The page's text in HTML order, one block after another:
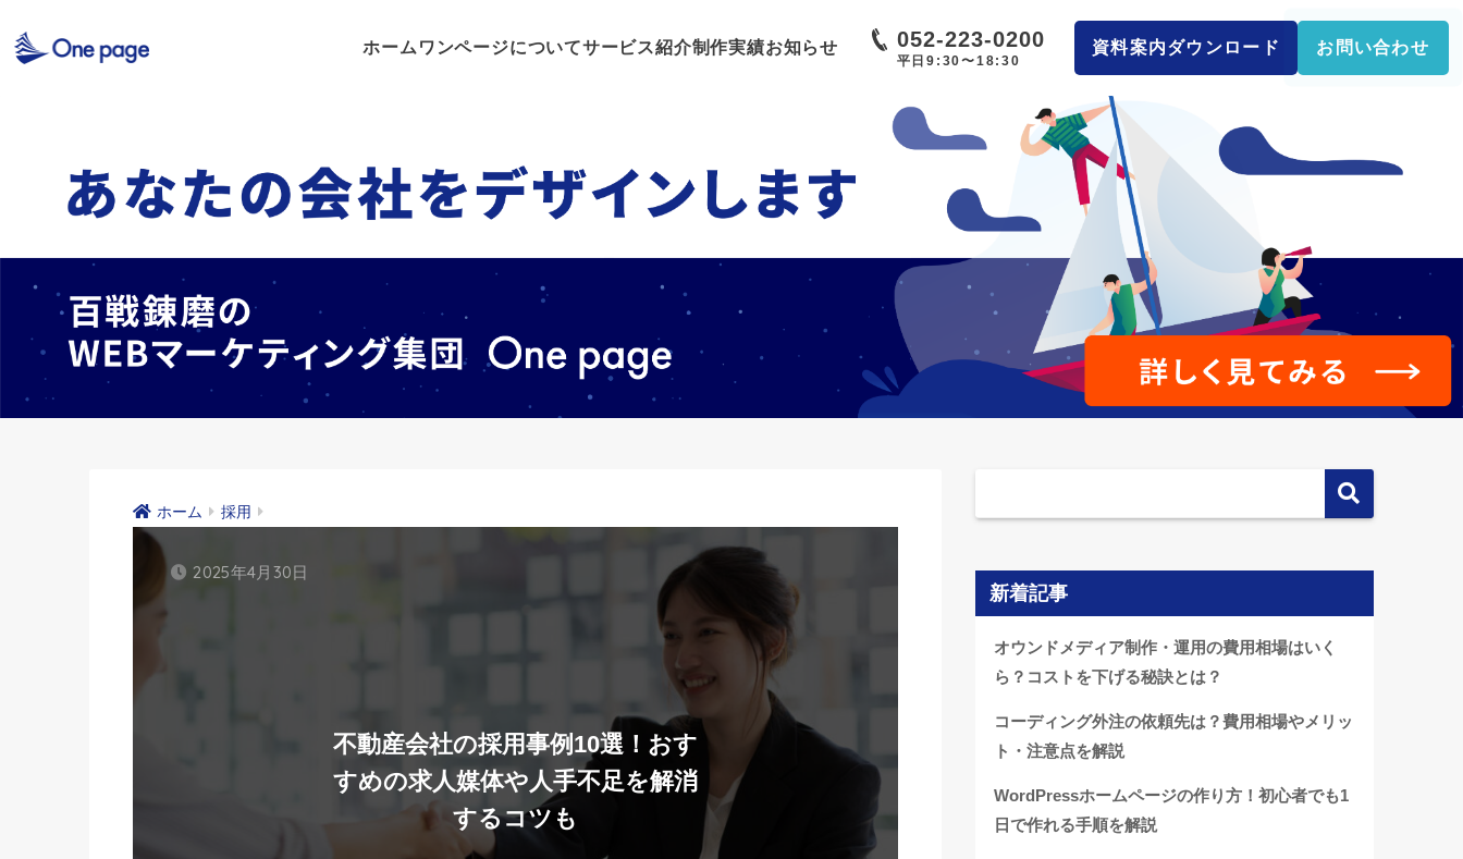
ホーム ワンページについてサービス紹介制作実績お知らせ 052-223-0200
平日9:30〜18:30
資料案内ダウンロード お問い合わせ
ホーム 採用
不動産会社の採用事例10選！おす
すめの求人媒体や人手不足を解消
するコツも
2025年4月30日
新着記事
オウンドメディア制作・運用の費用相場はいく
ら？コストを下げる秘訣とは？
コーディング外注の依頼先は？費用相場やメリッ
ト・注意点を解説
WordPressホームページの作り方！初心者でも1
日で作れる手順を解説